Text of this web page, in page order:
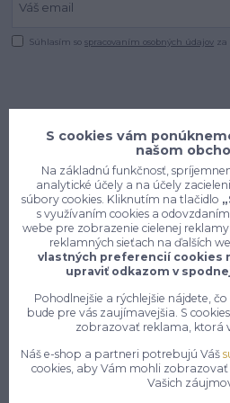
Súhlasím sospracovaním osobných údajov za
Konečne e-shop,
vyberať medzi
pracovné aj
pre mužov a ženy
S cookies vám
našom
Na základnú funkčnosť,
analytické účely a na účely
súbory cookies. Kliknutím na tlačidlo
s využívaním cookies a
webe pre zobrazenie cielenej
reklamných sieťach na ďalších
vlastných preferencií cookies
upraviť odkazom v
Pohodlnejšie a rýchlejšie nájdete,
bude pre vás zaujímavejšia. S
zobrazovať reklama, ktorá
Náš e-shop a partneri potrebujú Váš
cookies, aby Vám mohli
Vašich